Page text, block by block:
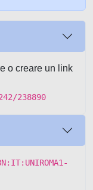
o creare un link
238890